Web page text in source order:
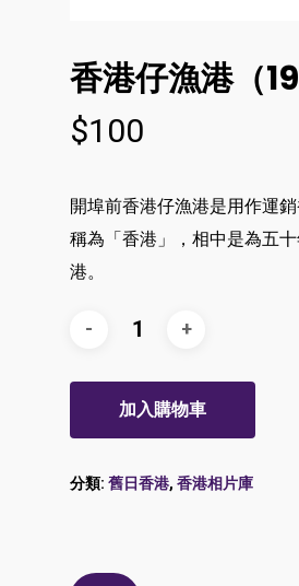
香港仔漁港（
$100
開埠前香港仔漁港是用作運銷
稱為「香港」，相中是為五
港。
加入購物車
分類: 舊日香港, 香港相片庫